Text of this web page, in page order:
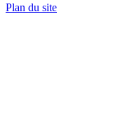
Plan du site